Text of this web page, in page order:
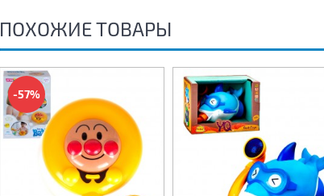
ПОХОЖИЕ ТОВАРЫ
-57%